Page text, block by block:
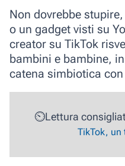
Non dovrebbe
o un gadget visti su
creator su TikTok
bambini e bambine,
catena simbiotica
⏲️Lettura
TikTok, un